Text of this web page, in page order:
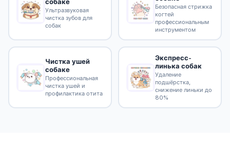
Ультразвуковая
чистка зубов для
собак
Безопасная стрижка
когтей
профессиональным
инструментом
Чистка ушей
собаке
Профессиональная
чистка ушей и
профилактика отита
Экспресс-
линька собак
Удаление
подшёрстка,
снижение линьки до
80%